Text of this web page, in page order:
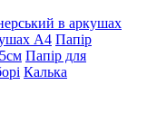
в аркушах
А4 Папір
Папір для
Калька